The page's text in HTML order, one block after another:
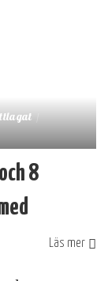
8
Läs mer